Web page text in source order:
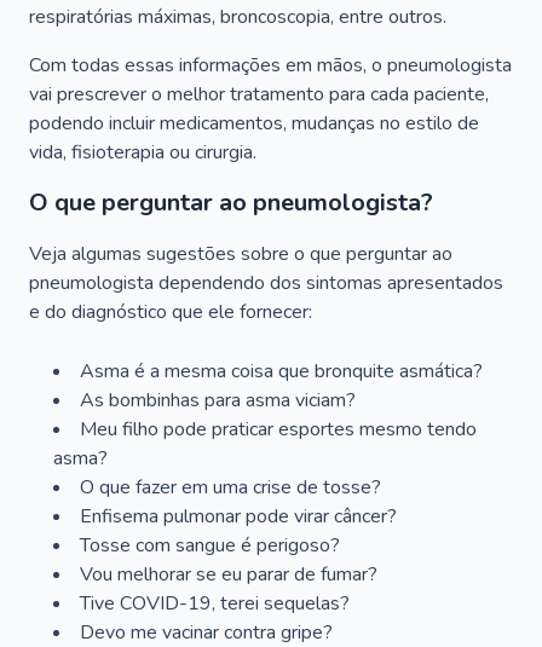
respiratórias máximas, broncoscopia, entre outros.
Com todas essas informações em mãos, o pneumologista
vai prescrever o melhor tratamento para cada paciente,
podendo incluir medicamentos, mudanças no estilo de
vida, fisioterapia ou cirurgia.
O que perguntar ao pneumologista?
Veja algumas sugestões sobre o que perguntar ao
pneumologista dependendo dos sintomas apresentados
e do diagnóstico que ele fornecer:
Asma é a mesma coisa que bronquite asmática?
As bombinhas para asma viciam?
Meu filho pode praticar esportes mesmo tendo
asma?
O que fazer em uma crise de tosse?
Enfisema pulmonar pode virar câncer?
Tosse com sangue é perigoso?
Vou melhorar se eu parar de fumar?
Tive COVID-19, terei sequelas?
Devo me vacinar contra gripe?